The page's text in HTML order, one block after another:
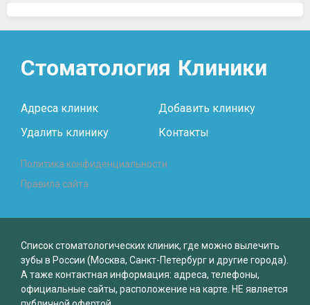
Стоматология Клиники
Адреса клиник
Добавить клинику
Удалить клинику
Контакты
Политика конфиденциальности
Правила сайта
Список стоматологических клиник, где можно вылечить
зубы в России (Москва, Санкт-Петербург и другие города).
А таже контактная информация: адреса, телефоны,
официальные сайты, расположение на карте. НЕ является